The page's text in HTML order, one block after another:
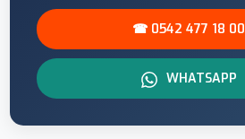
☎ 0542 477 18 00
WHATSAPP